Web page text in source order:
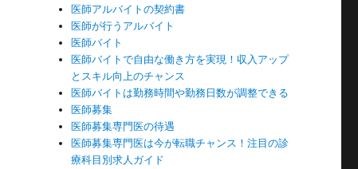
医師アルバイトの契約書
医師が行うアルバイト
医師バイト
医師バイトで自由な働き方を実現！収入アップ
とスキル向上のチャンス
医師バイトは勤務時間や勤務日数が調整できる
医師募集
医師募集専門医の待遇
医師募集専門医は今が転職チャンス！注目の診
療科目別求人ガイド